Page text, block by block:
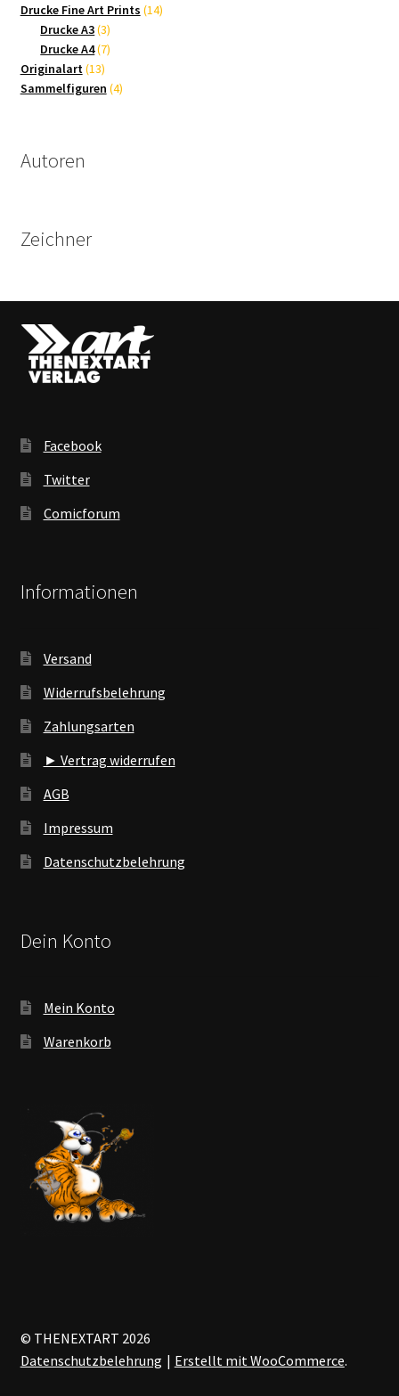
Drucke Fine Art Prints 1414
Drucke A3 33
Produkte
Drucke A4 77
Originalart 1313
Produkte
Sammelfiguren 44
Autoren
Zeichner
Facebook
Twitter
Comicforum
Informationen
Versand
Widerrufsbelehrung
Zahlungsarten
► Vertrag widerrufen
AGB
Impressum
Datenschutzbelehrung
Dein Konto
Mein Konto
Warenkorb
© THENEXTART 2026
Datenschutzbelehrung
Erstellt mit WooCommerce.